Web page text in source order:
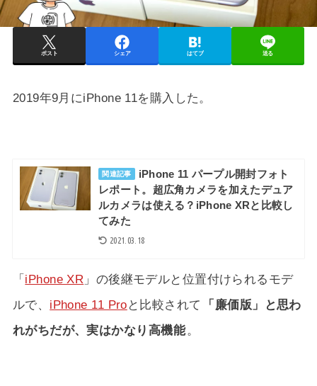
ポスト シェア はてブ 送る
2019年9月にiPhone 11を購入した。
関連記事
iPhone 11 パープル開封フォト
レポート。超広角カメラを加えたデュア
ルカメラは使える？iPhone XRと比較し
てみた
2021.03.18
「 iPhone XR 」の後継モデルと位置付けられるモデ
ルで、 iPhone 11 Pro と比較されて
「廉価版」と思わ
れがちだが、実はかなり高機能。